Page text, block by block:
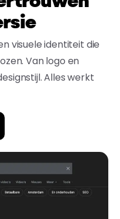
visuele identiteit die
Van logo en
Alles werkt